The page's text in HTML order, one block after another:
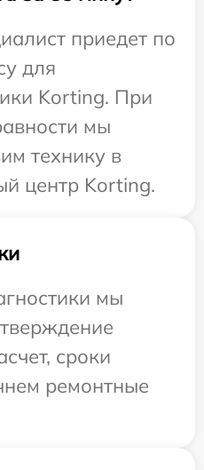
приедет по
для
Korting. При
мы
технику в
центр Korting.
мы
сроки
ремонтные